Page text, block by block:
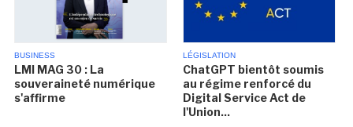
BUSINESS
LMI MAG 30 : La
souveraineté numérique
s'affirme
LÉGISLATION
ChatGPT bientôt soumis
au régime renforcé du
Digital Service Act de
l'Union...